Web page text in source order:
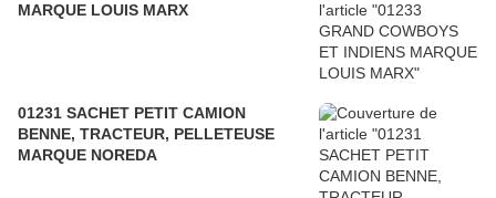
MARQUE LOUIS MARX
01231 SACHET PETIT CAMION
BENNE, TRACTEUR, PELLETEUSE
MARQUE NOREDA